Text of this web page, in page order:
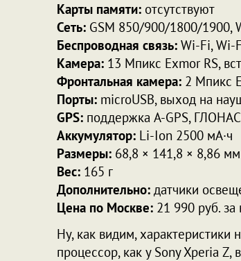
Карты памяти: отсутствуют
Сеть: GSM 850/900/1800/1900,
Беспроводная связь: Wi-Fi, Wi-
Камера: 13 Мпикс Exmor RS,
Фронтальная камера: 2 Mпикс
Порты: microUSB, выход на
GPS: поддержка A-GPS,
Аккумулятор: Li-Ion 2500 мА·ч
Размеры: 68,8 × 141,8 × 8,86 мм
Вес: 165 г
Дополнительно: датчики
Цена по Москве: 21 990 руб.
Ну, как видим, характеристики
процессор, как у Sony Xperia